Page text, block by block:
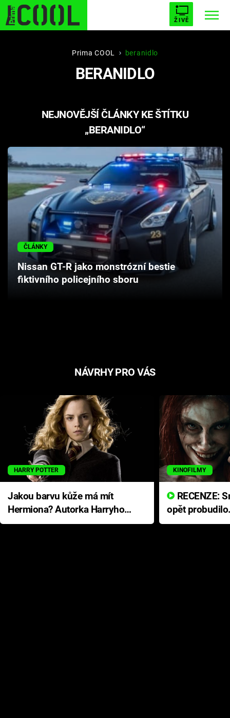
ŽIVĚ
STARHOUSE BUFFY, PŘEMOŽITELKA UPÍRŮ
PLNEJ KOTEL AVENGERS 5
Filmy
Seriály
Hry
Cool Esport
Pořady
Prima COOL beranidlo
BERANIDLO
NEJNOVĚJŠÍ ČLÁNKY KE ŠTÍTKU
„BERANIDLO“
ČLÁNKY
Nissan GT-R jako monstrózní bestie
fiktivního policejního sboru
NÁVRHY PRO VÁS
HARRY POTTER
Jakou barvu kůže má mít
Hermiona? Autorka Harryho
Pottera přišla s ráznou
KINOFILMY
opět
přichází s